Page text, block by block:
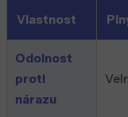
Vlastnost
Odolnost
proti
nárazu